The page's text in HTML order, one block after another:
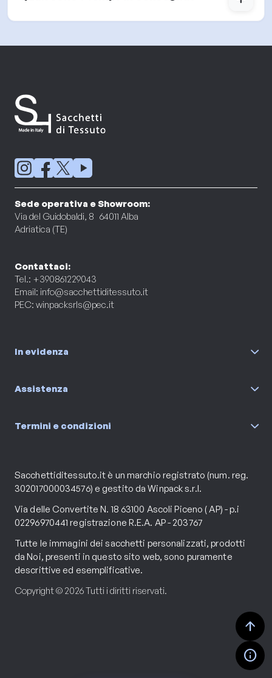
Sede operativa e Showroom:
Via del Guidobaldi, 8 64011 Alba
Adriatica (TE)
Contattaci:
Tel.: +390861229043
Email: info@sacchettiditessuto.it
PEC: winpacksrls@pec.it
In evidenza
Assistenza
Termini e condizioni
Sacchettiditessuto.it è un marchio registrato (num. reg.
302017000034576) e gestito da Winpack s.r.l.
Via delle Convertite N. 18 63100 Ascoli Piceno ( AP) - p.i
02296970441 registrazione R.E.A. AP - 203767
Tutte le immagini dei sacchetti personalizzati, prodotti
da Noi, presenti in questo sito web, sono puramente
descrittive ed esemplificative.
Copyright © 2026 Tutti i diritti riservati.
arrow_upward
info